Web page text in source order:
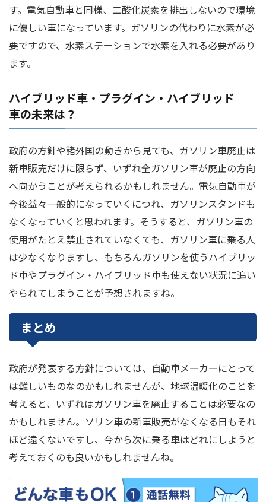
す。電気自動車と同様、二酸化炭素を排出しないので環境
に優しい車になっています。ガソリンの代わりに水素が必
要ですので、水素ステーションで水素を入れる必要があり
ます。
ハイブリッド車・プラグイン・ハイブリッド
車の未来は？
政府の方針や諸外国の動きから見ても、ガソリン車廃止は
新車販売だけに限らず、いずれ全ガソリン車が廃止の方向
へ向かうことが考えられるかもしれません。電気自動車が
今後益々一般的になっていくにつれ、ガソリンスタンドも
なくなっていくと思われます。そうすると、ガソリン車の
使用がたとえ禁止されていなくても、ガソリン車に乗る人
は少なくなりますし、もちろんガソリンを使うハイブリッ
ド車やプラグイン・ハイブリッド車も使えない状況に追い
やられてしまうことが予想されますね。
まとめ
政府が発表する方針については、自動車メーカーにとって
は難しいものなのかもしれませんが、地球温暖化のことを
考えると、いずれはガソリン車を廃止することは必要なの
かもしれません。ソリン車の新車販売がなくなる日もそれ
ほど遠くないですし、今から次に乗る車はどれにしようと
考えておくのも良いかもしれませんね。